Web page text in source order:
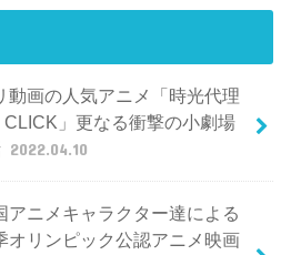
動画の人気アニメ「時光代理
CLICK」更なる衝撃の小劇場
2022.04.10
アニメキャラクター達による
オリンピック公認アニメ映画